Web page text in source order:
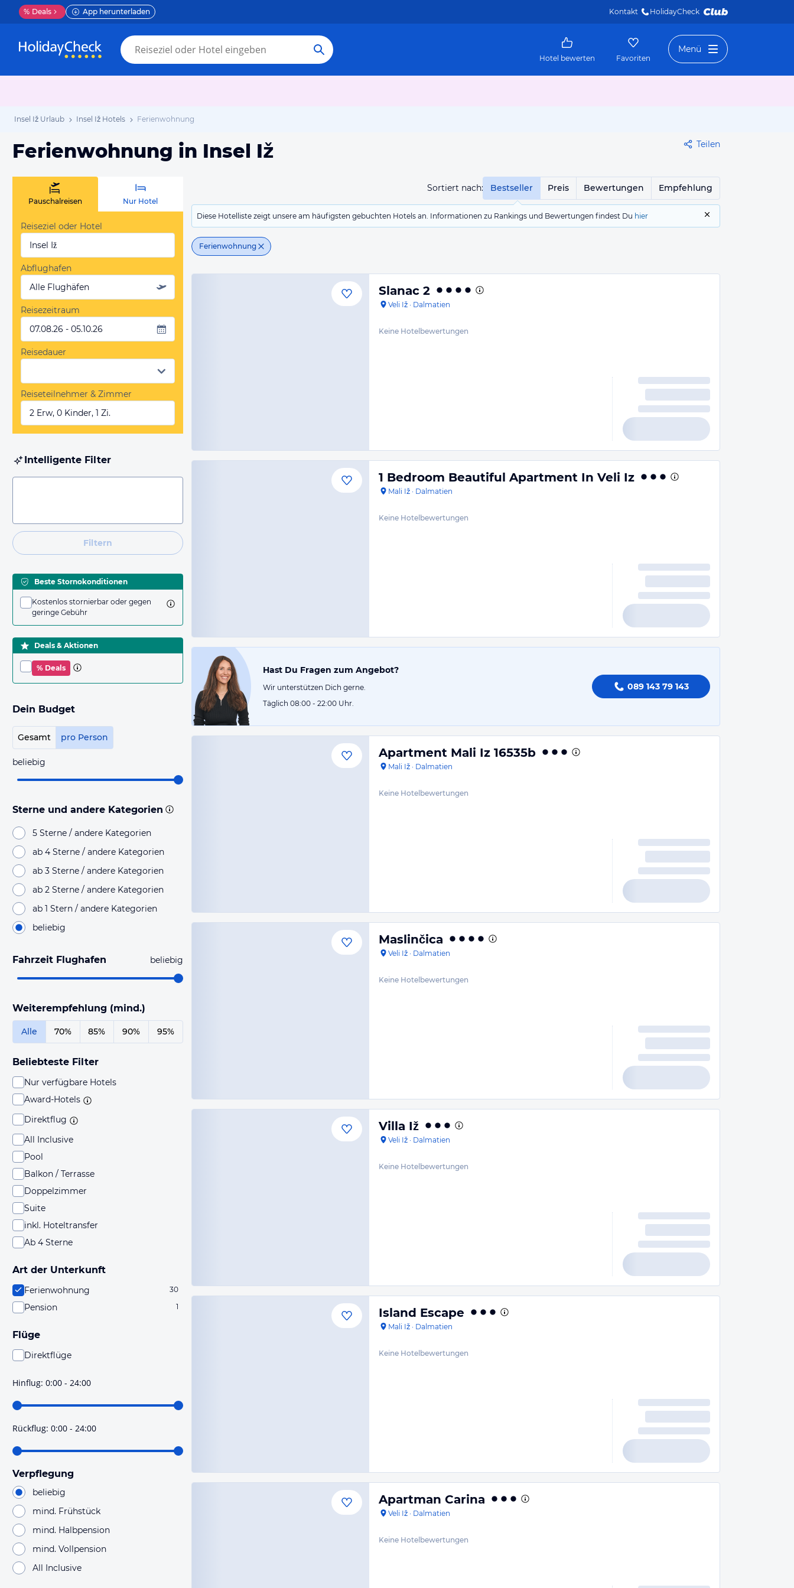
% Deals App herunterladen Kontakt HolidayCheck
Hotel bewerten Favoriten
Menü
Insel Iž Urlaub Insel Iž Hotels Ferienwohnung
Ferienwohnung in Insel Iž Teilen
Sortiert nach: Bestseller Preis Bewertungen Empfehlung
Diese Hotelliste zeigt unsere am häufigsten gebuchten Hotels an. Informationen zu Rankings und Bewertungen findest Du hier
Ferienwohnung
Pauschalreisen Nur Hotel
Reiseziel oder Hotel
Insel Iž
Abflughafen
Alle Flughäfen
Reisezeitraum
07.08.26 - 05.10.26
Reisedauer
Reiseteilnehmer & Zimmer
2 Erw, 0 Kinder, 1 Zi.
Intelligente Filter
Filtern
Beste Stornokonditionen
Kostenlos stornierbar oder gegen
geringe Gebühr
Deals & Aktionen
% Deals
Dein Budget
Gesamt pro Person
beliebig
Sterne und andere Kategorien
5 Sterne / andere Kategorien
ab 4 Sterne / andere Kategorien
ab 3 Sterne / andere Kategorien
ab 2 Sterne / andere Kategorien
ab 1 Stern / andere Kategorien
beliebig
Fahrzeit Flughafen beliebig
Weiterempfehlung (mind.)
Alle 70% 85% 90% 95%
Beliebteste Filter
Nur verfügbare Hotels
Award-Hotels
Direktflug
All Inclusive
Pool
Balkon / Terrasse
Doppelzimmer
Suite
inkl. Hoteltransfer
Ab 4 Sterne
Art der Unterkunft
Ferienwohnung 30
Pension 1
Flüge
Direktflüge
hoher Wahrscheinlichkeit Direktflüge sind. Bitte
prüfe vor der Buchung noch einmal die Flugdetails.
Hinflug: 0:00 - 24:00
Rückflug: 0:00 - 24:00
Verpflegung
beliebig
mind. Frühstück
mind. Halbpension
mind. Vollpension
All Inclusive
Slanac 2
Veli Iž · Dalmatien
Keine Hotelbewertungen
1 Bedroom Beautiful Apartment In Veli Iz
Mali Iž · Dalmatien
Keine Hotelbewertungen
Hast Du Fragen zum Angebot?
Wir unterstützen Dich gerne.
Täglich 08:00 - 22:00 Uhr.
089 143 79 143
Apartment Mali Iz 16535b
Mali Iž · Dalmatien
Keine Hotelbewertungen
Maslinčica
Veli Iž · Dalmatien
Keine Hotelbewertungen
Villa Iž
Veli Iž · Dalmatien
Keine Hotelbewertungen
Island Escape
Mali Iž · Dalmatien
Keine Hotelbewertungen
Apartman Carina
Veli Iž · Dalmatien
Keine Hotelbewertungen